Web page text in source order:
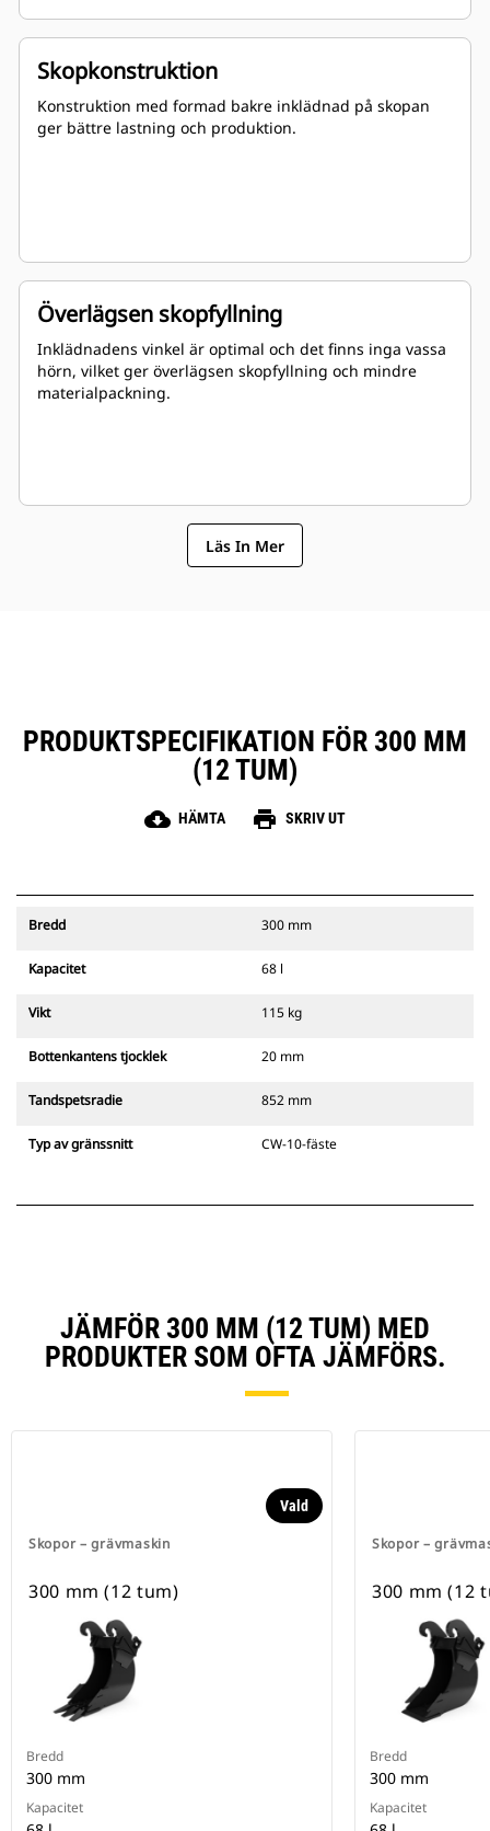
Skopkonstruktion
Konstruktion med formad bakre inklädnad på skopan
ger bättre lastning och produktion.
Överlägsen skopfyllning
Inklädnadens vinkel är optimal och det finns inga vassa
hörn, vilket ger överlägsen skopfyllning och mindre
materialpackning.
Läs In Mer
PRODUKTSPECIFIKATION FÖR 300 MM
(12 TUM)
cloud_download HÄMTA print SKRIV UT
Bredd 300 mm
Kapacitet 68 l
Vikt 115 kg
Bottenkantens tjocklek 20 mm
Tandspetsradie 852 mm
Typ av gränssnitt CW-10-fäste
JÄMFÖR 300 MM (12 TUM) MED
PRODUKTER SOM OFTA JÄMFÖRS.
Skopor – grävmaskin
Vald
300 mm (12 tum)
Bredd
300 mm
Kapacitet
Skopor –
300 mm (12
Bredd
300 mm
Kapacitet